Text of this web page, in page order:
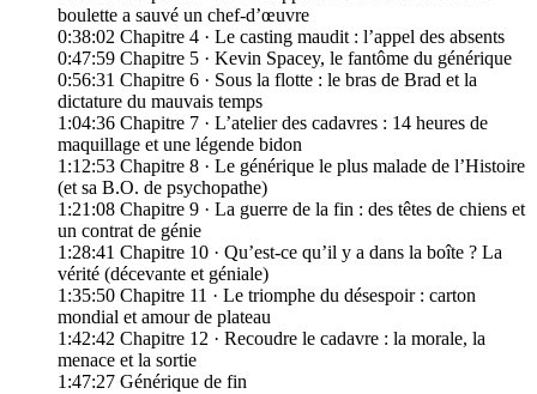
boulette a sauvé un chef-d’œuvre
0:38:02 Chapitre 4 · Le casting maudit : l’appel des absents
0:47:59 Chapitre 5 · Kevin Spacey, le fantôme du générique
0:56:31 Chapitre 6 · Sous la flotte : le bras de Brad et la
dictature du mauvais temps
1:04:36 Chapitre 7 · L’atelier des cadavres : 14 heures de
maquillage et une légende bidon
1:12:53 Chapitre 8 · Le générique le plus malade de l’Histoire
(et sa B.O. de psychopathe)
1:21:08 Chapitre 9 · La guerre de la fin : des têtes de chiens et
un contrat de génie
1:28:41 Chapitre 10 · Qu’est-ce qu’il y a dans la boîte ? La
vérité (décevante et géniale)
1:35:50 Chapitre 11 · Le triomphe du désespoir : carton
mondial et amour de plateau
1:42:42 Chapitre 12 · Recoudre le cadavre : la morale, la
menace et la sortie
1:47:27 Générique de fin